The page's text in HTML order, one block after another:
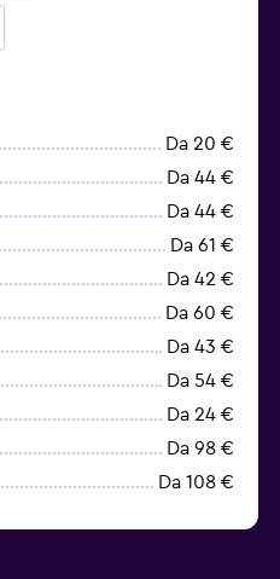
Da 20 €
Da 44 €
Da 44 €
Da 61 €
Da 42 €
Da 60 €
Da 43 €
Da 54 €
Da 24 €
Da 98 €
Da 108 €